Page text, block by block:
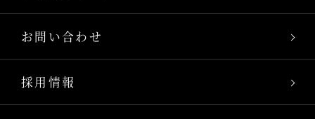
お問い合わせ
採用情報